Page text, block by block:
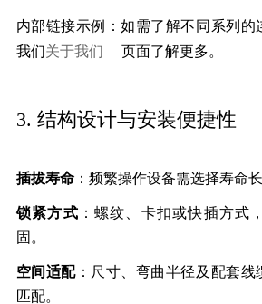
内部链接示例：如需了解不同系列的
我们关于我们 页面了解更多。
3. 结构设计与安装便捷性
插拔寿命：频繁操作设备需选择寿命长
锁紧方式 ：螺纹、卡扣或快插方式
固。
空间适配：尺寸、弯曲半径及配套线
匹配。